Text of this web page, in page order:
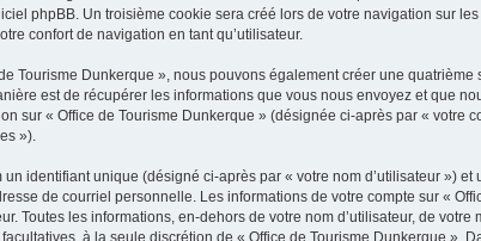
phpBB. Un troisième cookie sera créé lors de votre navigation sur
confort de navigation en tant qu’utilisateur.
Tourisme Dunkerque », nous pouvons également créer une
est de récupérer les informations que vous nous envoyez et que
sur « Office de Tourisme Dunkerque » (désignée ci-après par «
»).
identifiant unique (désigné ci-après par « votre nom d’utilisateur »)
de courriel personnelle. Les informations de votre compte sur «
Toutes les informations, en-dehors de votre nom d’utilisateur, de
à la seule discrétion de « Office de Tourisme Dunkerque ».